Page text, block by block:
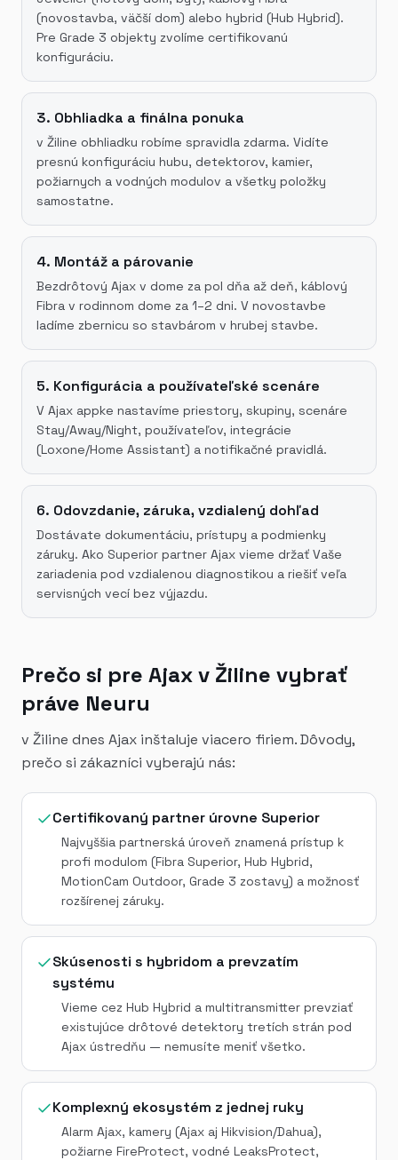
(novostavba, väčší dom) alebo hybrid (Hub Hybrid).
Pre Grade 3 objekty zvolíme certifikovanú
konfiguráciu.
3. Obhliadka a finálna ponuka
v Žiline obhliadku robíme spravidla zdarma. Vidíte
presnú konfiguráciu hubu, detektorov, kamier,
požiarnych a vodných modulov a všetky položky
samostatne.
4. Montáž a párovanie
Bezdrôtový Ajax v dome za pol dňa až deň, káblový
Fibra v rodinnom dome za 1–2 dni. V novostavbe
ladíme zbernicu so stavbárom v hrubej stavbe.
5. Konfigurácia a používateľské scenáre
V Ajax appke nastavíme priestory, skupiny, scenáre
Stay/Away/Night, používateľov, integrácie
(Loxone/Home Assistant) a notifikačné pravidlá.
6. Odovzdanie, záruka, vzdialený dohľad
Dostávate dokumentáciu, prístupy a podmienky
záruky. Ako Superior partner Ajax vieme držať Vaše
zariadenia pod vzdialenou diagnostikou a riešiť veľa
servisných vecí bez výjazdu.
Prečo si pre Ajax v Žiline vybrať
práve Neuru
v Žiline dnes Ajax inštaluje viacero firiem. Dôvody,
prečo si zákazníci vyberajú nás:
Certifikovaný partner úrovne Superior
Najvyššia partnerská úroveň znamená prístup k
profi modulom (Fibra Superior, Hub Hybrid,
MotionCam Outdoor, Grade 3 zostavy) a možnosť
rozšírenej záruky.
Skúsenosti s hybridom a prevzatím
systému
Vieme cez Hub Hybrid a multitransmitter prevziať
existujúce drôtové detektory tretích strán pod
Ajax ústredňu — nemusíte meniť všetko.
Komplexný ekosystém z jednej ruky
Alarm Ajax, kamery (Ajax aj Hikvision/Dahua),
požiarne FireProtect, vodné LeaksProtect,